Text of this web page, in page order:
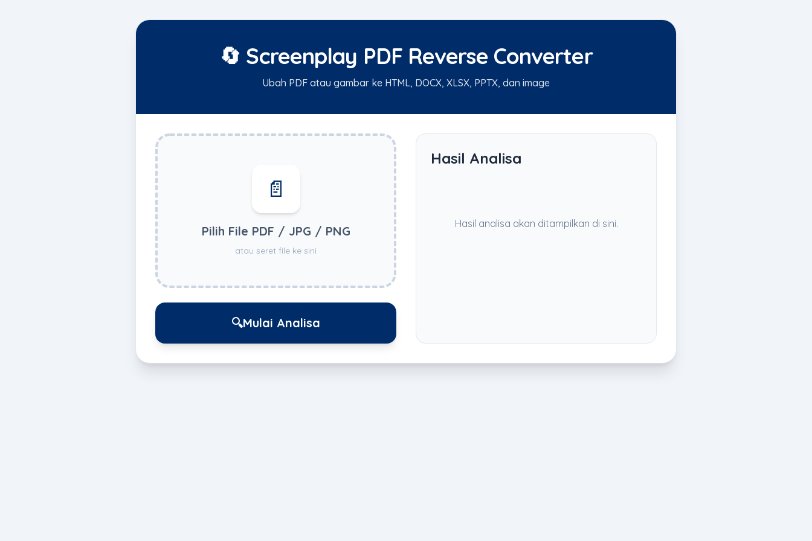
🔄 Screenplay PDF Reverse Converter
Ubah PDF atau gambar ke HTML, DOCX, XLSX, PPTX, dan image
📄
Pilih File PDF / JPG / PNG
atau seret file ke sini
🔍Mulai Analisa
Hasil Analisa
Hasil analisa akan ditampilkan di sini.